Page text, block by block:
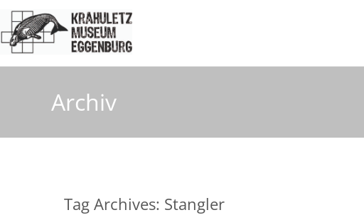
Archiv
Tag Archives: Stangler